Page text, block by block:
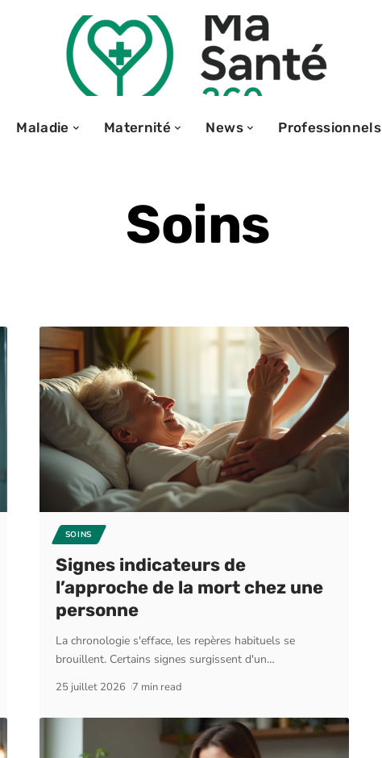
Maladie Maternité News Professionnels
Soins
SOINS
Signes indicateurs de
l’approche de la mort chez une
personne
La chronologie s'efface, les repères habituels se
brouillent. Certains signes surgissent d'un…
25 juillet 2026 7 min read